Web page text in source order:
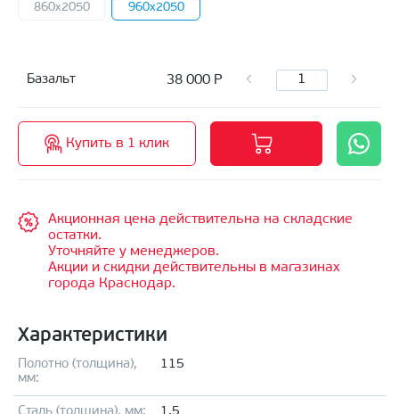
860x2050 960x2050
Базальт 38 000 Р
Купить в 1 клик
Акционная цена действительна на складские
остатки.
Уточняйте у менеджеров.
Акции и скидки действительны в магазинах
города Краснодар.
Характеристики
Полотно (толщина),
мм:
115